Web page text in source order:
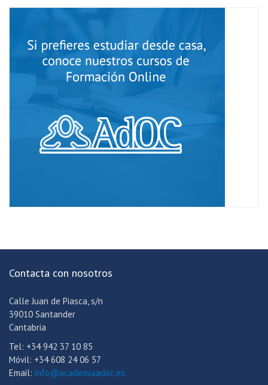
Contacta con nosotros
Calle Juan de Piasca, s/n
39010 Santander
Cantabria
Tel: +34 942 37 10 85
Móvil: +34 608 24 06 57
Email: info@academiaadoc.es